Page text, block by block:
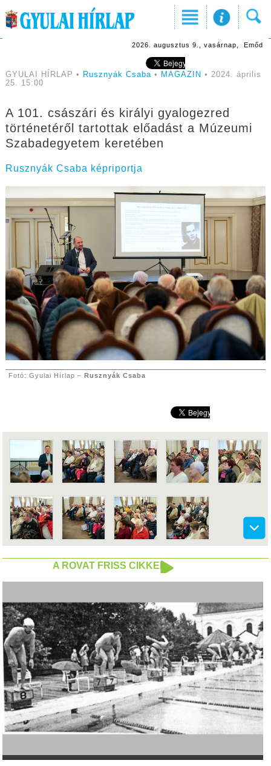
2026. augusztus 9., vasárnap, Emőd
GYULAI HÍRLAP • Rusznyák Csaba• MAGAZIN • 2024. április
25. 15:00
A 101. császári és királyi gyalogezred
történetéről tartottak előadást a Múzeumi
Szabadegyetem keretében
Rusznyák Csaba képriportja
Fotó: Gyulai Hírlap – Rusznyák Csaba
A ROVAT FRISS CIKKEI